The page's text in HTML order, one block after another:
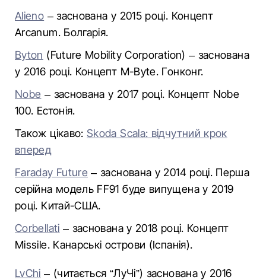
Alieno – заснована у 2015 році. Концепт
Arcanum. Болгарія.
Byton (Future Mobility Corporation) – заснована
у 2016 році. Концепт M-Byte. Гонконг.
Nobe – заснована у 2017 році. Концепт Nobe
100. Естонія.
Також цікаво:Skoda Scala: відчутний крок
вперед
Faraday Future – заснована у 2014 році. Перша
серійна модель FF91 буде випущена у 2019
році. Китай-США.
Corbellati – заснована у 2018 році. Концепт
Missile. Канарські острови (Іспанія).
LvChi – (читається “ЛуЧі”) заснована у 2016